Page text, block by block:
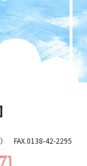
） FAX.0138-42-2295